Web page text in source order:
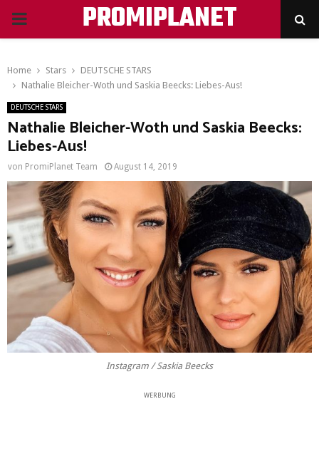
PRIMARY
PROMIPLANET
Home Stars
DEUTSCHE STARS
Nathalie Bleicher-Woth und Saskia Beecks: Liebes-Aus!
DEUTSCHE STARS
Nathalie Bleicher-Woth und Saskia Beecks:
Liebes-Aus!
von PromiPlanet Team August 14, 2019
Instagram / Saskia Beecks
WERBUNG